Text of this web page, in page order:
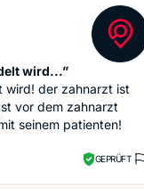
wird...”
wird! der zahnarzt ist
vor dem zahnarzt
seinem patienten!
GEPRÜFT